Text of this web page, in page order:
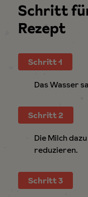
Schritt
Rezept
Schritt 1
Das Wasser
Schritt 2
Die Milch
reduzieren.
Schritt 3